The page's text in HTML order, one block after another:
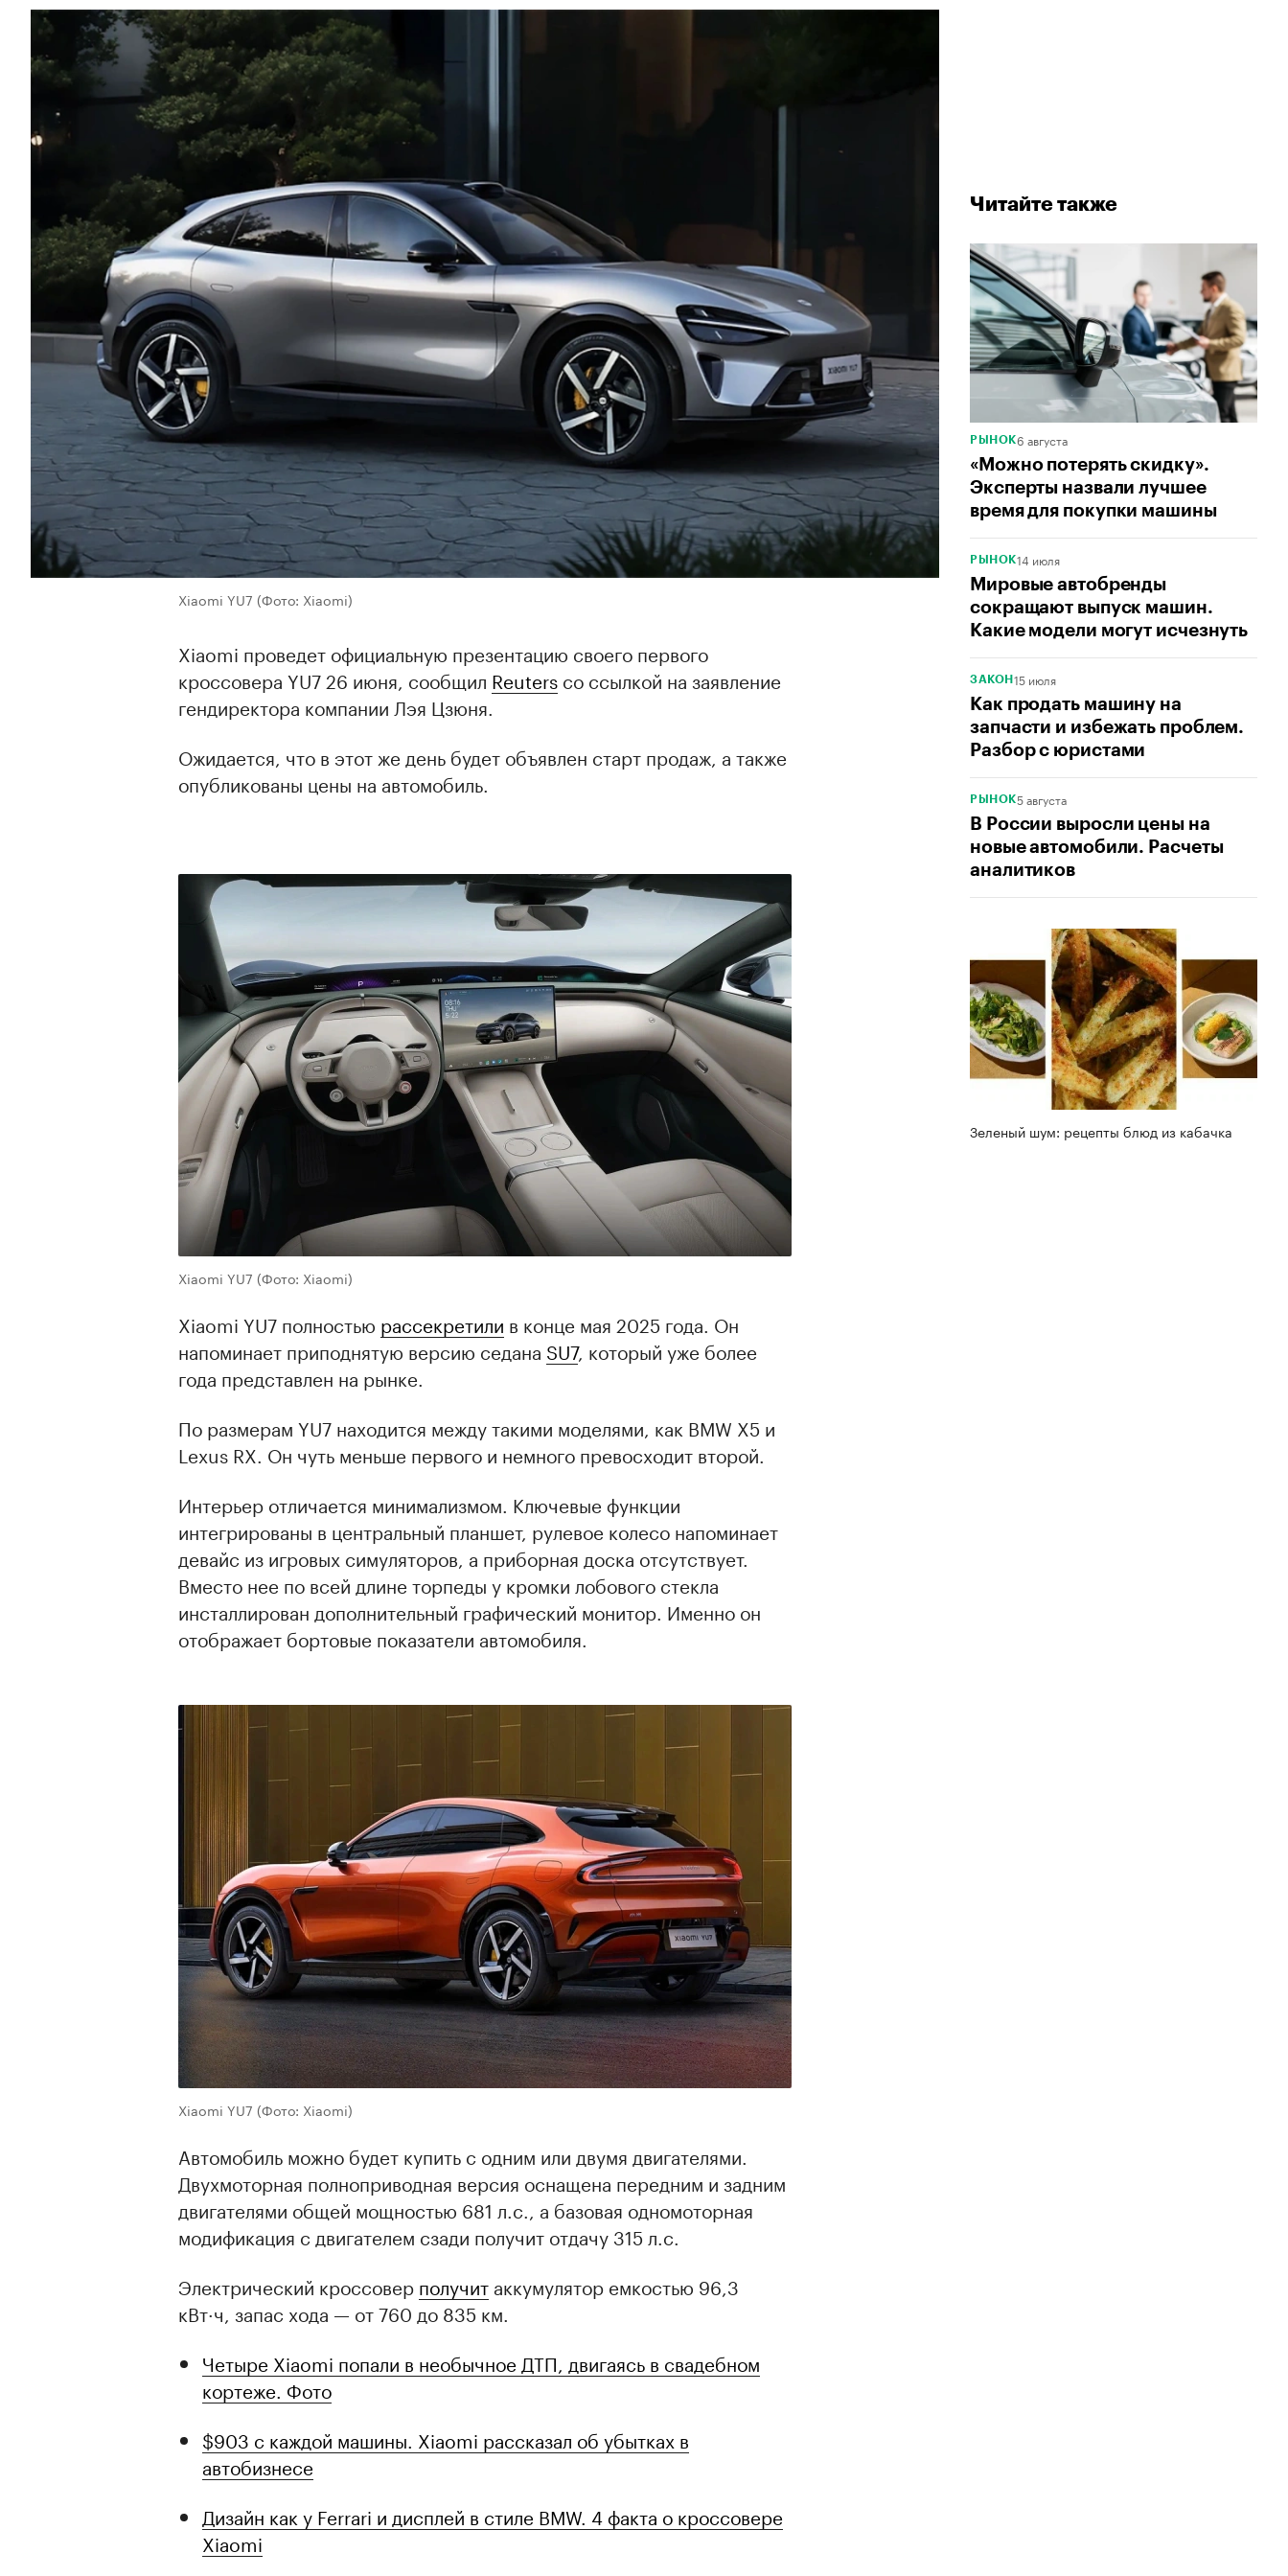
Читайте также
РЫНОК6 августа
«Можно потерять скидку».
Эксперты назвали лучшее
время для покупки машины
РЫНОК14 июля
Мировые автобренды
сокращают выпуск машин.
Какие модели могут исчезнуть
ЗАКОН 15 июля
Как продать машину на
запчасти и избежать проблем.
Разбор с юристами
РЫНОК5 августа
В России выросли цены на
новые автомобили. Расчеты
аналитиков
Зеленый шум: рецепты блюд из кабачка
Xiaomi YU7 (Фото: Xiaomi)
Xiaomi проведет официальную презентацию своего первого
кроссовера YU7 26 июня, сообщил Reuters со ссылкой на заявление
гендиректора компании Лэя Цзюня.
Ожидается, что в этот же день будет объявлен старт продаж, а также
опубликованы цены на автомобиль.
Xiaomi YU7 (Фото: Xiaomi)
Xiaomi YU7 полностью рассекретили в конце мая 2025 года. Он
напоминает приподнятую версию седана SU7, который уже более
года представлен на рынке.
По размерам YU7 находится между такими моделями, как BMW X5 и
Lexus RX. Он чуть меньше первого и немного превосходит второй.
Интерьер отличается минимализмом. Ключевые функции
интегрированы в центральный планшет, рулевое колесо напоминает
девайс из игровых симуляторов, а приборная доска отсутствует.
Вместо нее по всей длине торпеды у кромки лобового стекла
инсталлирован дополнительный графический монитор. Именно он
отображает бортовые показатели автомобиля.
Xiaomi YU7 (Фото: Xiaomi)
Автомобиль можно будет купить с одним или двумя двигателями.
Двухмоторная полноприводная версия оснащена передним и задним
двигателями общей мощностью 681 л.с., а базовая одномоторная
модификация с двигателем сзади получит отдачу 315 л.с.
Электрический кроссовер получит аккумулятор емкостью 96,3
кВт·ч, запас хода — от 760 до 835 км.
Четыре Xiaomi попали в необычное ДТП, двигаясь в свадебном
кортеже. Фото
$903 с каждой машины. Xiaomi рассказал об убытках в
автобизнесе
Дизайн как у Ferrari и дисплей в стиле BMW. 4 факта о кроссовере
Xiaomi